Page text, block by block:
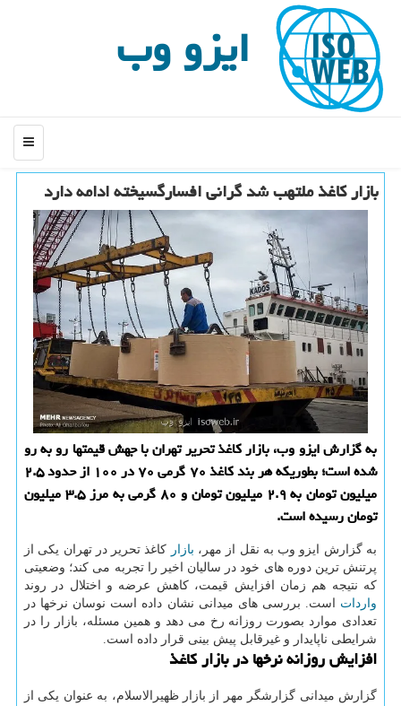
ایزو وب
منو
بازار کاغذ ملتهب شد گرانی افسارگسیخته ادامه دارد
به گزارش ایزو وب، بازار کاغذ تحریر تهران با جهش قیمتها رو به رو
شده است؛ بطوریکه هر بند کاغذ ۷۰ گرمی ۷۰ در ۱۰۰ از حدود ۲.۵
میلیون تومان به ۲.۹ میلیون تومان و ۸۰ گرمی به مرز ۳.۵ میلیون
تومان رسیده است.
به گزارش ایزو وب به نقل از مهر، بازار کاغذ تحریر در تهران یکی از
پرتنش ترین دوره های خود در سالیان اخیر را تجربه می کند؛ وضعیتی
که نتیجه هم زمان افزایش قیمت، کاهش عرضه و اختلال در روند
واردات است. بررسی های میدانی نشان داده است نوسان نرخها در
تعدادی موارد بصورت روزانه رخ می دهد و همین مسئله، بازار را در
شرایطی ناپایدار و غیرقابل پیش بینی قرار داده است.
افزایش روزانه نرخها در بازار کاغذ
گزارش میدانی گزارشگر مهر از بازار ظهیرالاسلام، به عنوان یکی از